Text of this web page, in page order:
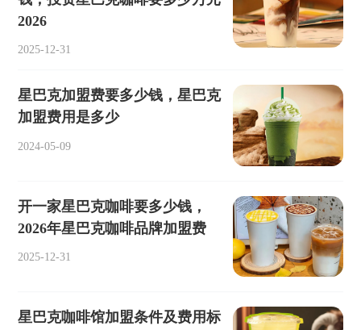
2026
2025-12-31
星巴克加盟费要多少钱，星巴克
加盟费用是多少
2024-05-09
开一家星巴克咖啡要多少钱，
2026年星巴克咖啡品牌加盟费
2025-12-31
星巴克咖啡馆加盟条件及费用标